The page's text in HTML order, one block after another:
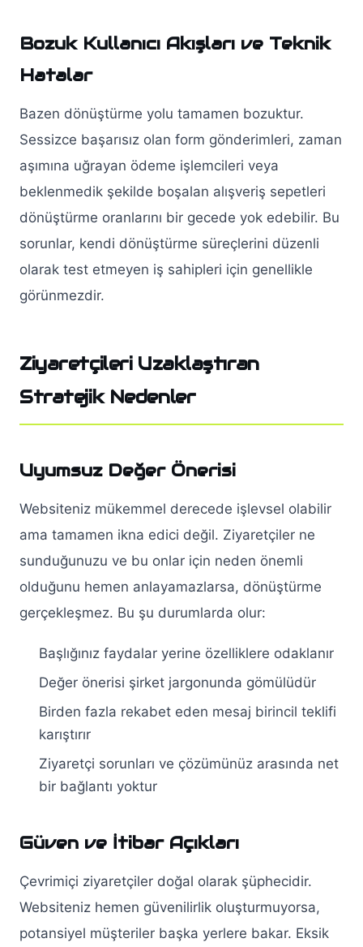
Bozuk Kullanıcı Akışları ve Teknik
Hatalar
Bazen dönüştürme yolu tamamen bozuktur.
Sessizce başarısız olan form gönderimleri, zaman
aşımına uğrayan ödeme işlemcileri veya
beklenmedik şekilde boşalan alışveriş sepetleri
dönüştürme oranlarını bir gecede yok edebilir. Bu
sorunlar, kendi dönüştürme süreçlerini düzenli
olarak test etmeyen iş sahipleri için genellikle
görünmezdir.
Ziyaretçileri Uzaklaştıran
Stratejik Nedenler
Uyumsuz Değer Önerisi
Websiteniz mükemmel derecede işlevsel olabilir
ama tamamen ikna edici değil. Ziyaretçiler ne
sunduğunuzu ve bu onlar için neden önemli
olduğunu hemen anlayamazlarsa, dönüştürme
gerçekleşmez. Bu şu durumlarda olur:
Başlığınız faydalar yerine özelliklere odaklanır
Değer önerisi şirket jargonunda gömülüdür
Birden fazla rekabet eden mesaj birincil teklifi
karıştırır
Ziyaretçi sorunları ve çözümünüz arasında net
bir bağlantı yoktur
Güven ve İtibar Açıkları
Çevrimiçi ziyaretçiler doğal olarak şüphecidir.
Websiteniz hemen güvenilirlik oluşturmuyorsa,
potansiyel müşteriler başka yerlere bakar. Eksik